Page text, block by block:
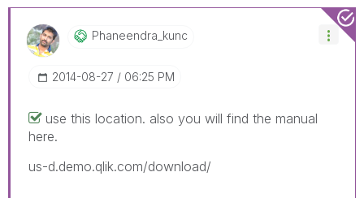
Phaneendra_kunc
‎2014-08-27 06:25 PM
use this location. also you will find the manual
here.
us-d.demo.qlik.com/download/